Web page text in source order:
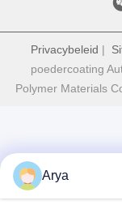
Privacybeleid |
poedercoating
Polymer Materials
Arya